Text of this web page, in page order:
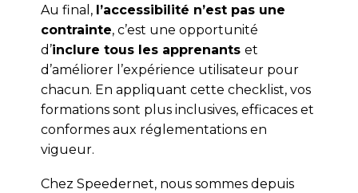
Au final, l’accessibilité n’est pas une
contrainte, c’est une opportunité
d’inclure tous les apprenants et
d’améliorer l’expérience utilisateur pour
chacun. En appliquant cette checklist, vos
formations sont plus inclusives, efficaces et
conformes aux réglementations en
vigueur.
Chez Speedernet, nous sommes depuis